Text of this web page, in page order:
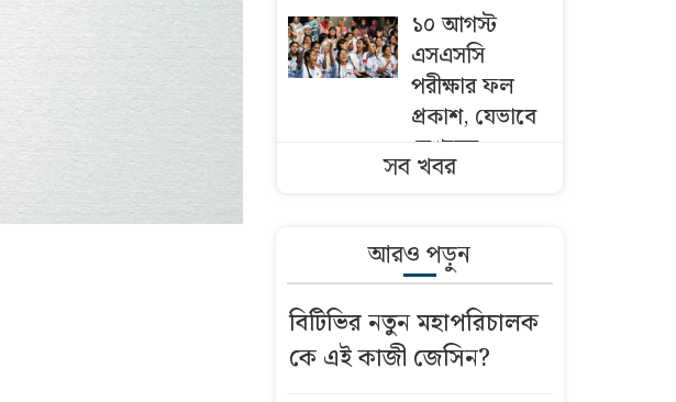
১০ আগস্ট
এসএসসি
পরীক্ষার ফল
প্রকাশ, যেভাবে
দেখবেন
কাঁদিয়েছিলেন,
এবার রিয়ালকে
হতাশায় ডুবিয়ে
বার্সায় যাচ্ছেন
রদ্রি
সব খবর
আরও পড়ুন
বিটিভির নতুন মহাপরিচালক
কে এই কাজী জেসিন?